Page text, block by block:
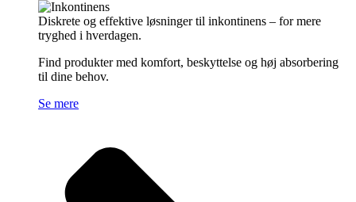
Diskrete og effektive løsninger til inkontinens – for mere
tryghed i hverdagen.
Find produkter med komfort, beskyttelse og høj absorbering
til dine behov.
Se mere